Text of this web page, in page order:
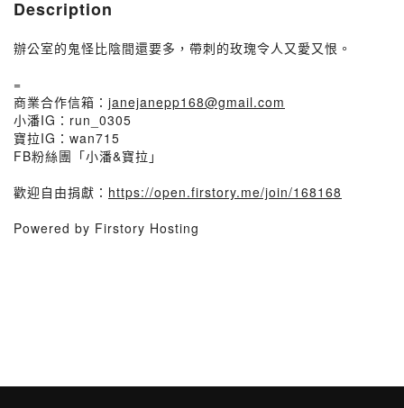
Description
辦公室的鬼怪比陰間還要多，帶刺的玫瑰令人又愛又恨。
=
商業合作信箱： janejanepp168@gmail.com
小潘IG：run_0305
寶拉IG：wan715
FB粉絲團「小潘&寶拉」
歡迎自由捐獻： https://open.firstory.me/join/168168
Powered by Firstory Hosting